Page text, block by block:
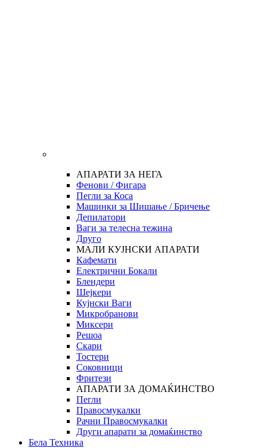
АПАРАТИ ЗА НЕГА
Фенови / Фигара
Пегли за Коса
Машинки за Шишање / Бричење
Депилатори
Ваги за телесна тежина
Друго
МАЛИ КУЈНСКИ АПАРАТИ
Кафемати
Електрични Бокали
Блендери
Шејкери
Кујнски Ваги
Микробранови
Миксери
Решоа
Скари
Тостери
Соковници
Фритези
АПАРАТИ ЗА ДОМАЌИНСТВО
Пегли
Правосмукалки
Рачни Правосмукалки
Други апарати за домаќинство
Бела Техника